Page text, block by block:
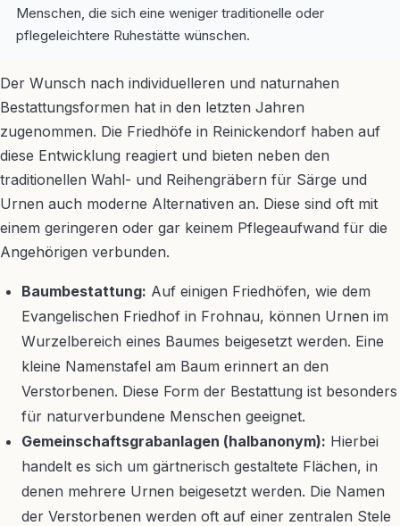
Menschen, die sich eine weniger traditionelle oder
pflegeleichtere Ruhestätte wünschen.
Der Wunsch nach individuelleren und naturnahen
Bestattungsformen hat in den letzten Jahren
zugenommen. Die Friedhöfe in Reinickendorf haben auf
diese Entwicklung reagiert und bieten neben den
traditionellen Wahl- und Reihengräbern für Särge und
Urnen auch moderne Alternativen an. Diese sind oft mit
einem geringeren oder gar keinem Pflegeaufwand für die
Angehörigen verbunden.
Baumbestattung: Auf einigen Friedhöfen, wie dem
Evangelischen Friedhof in Frohnau, können Urnen im
Wurzelbereich eines Baumes beigesetzt werden. Eine
kleine Namenstafel am Baum erinnert an den
Verstorbenen. Diese Form der Bestattung ist besonders
für naturverbundene Menschen geeignet.
Gemeinschaftsgrabanlagen (halbanonym): Hierbei
handelt es sich um gärtnerisch gestaltete Flächen, in
denen mehrere Urnen beigesetzt werden. Die Namen
der Verstorbenen werden oft auf einer zentralen Stele